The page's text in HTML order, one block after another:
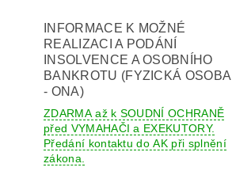
INFORMACE K MOŽNÉ
REALIZACI A PODÁNÍ
INSOLVENCE A OSOBNÍHO
BANKROTU (FYZICKÁ OSOBA
- ONA)
ZDARMA až k SOUDNÍ OCHRANĚ
před VYMAHAČI a EXEKUTORY.
Předání kontaktu do AK při splnění
zákona.